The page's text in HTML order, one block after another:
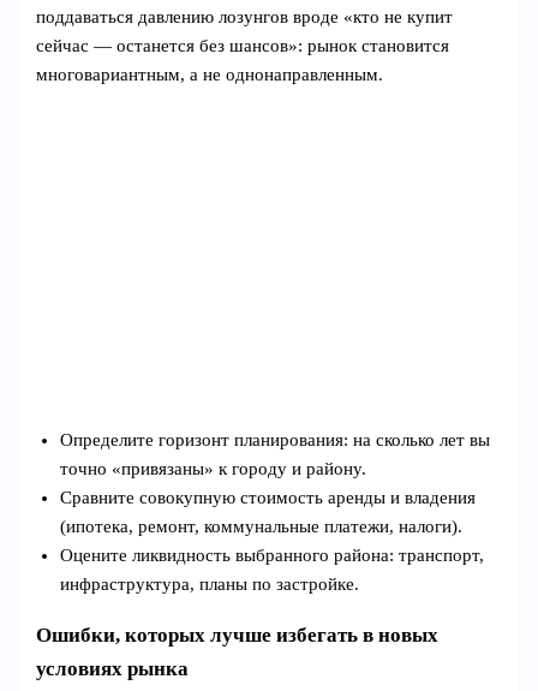
поддаваться давлению лозунгов вроде «кто не купит
сейчас — останется без шансов»: рынок становится
многовариантным, а не однонаправленным.
Определите горизонт планирования: на сколько лет вы
точно «привязаны» к городу и району.
Сравните совокупную стоимость аренды и владения
(ипотека, ремонт, коммунальные платежи, налоги).
Оцените ликвидность выбранного района: транспорт,
инфраструктура, планы по застройке.
Ошибки, которых лучше избегать в новых
условиях рынка